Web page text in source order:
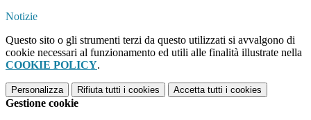
Notizie
Questo sito o gli strumenti terzi da questo utilizzati si avvalgono di
cookie necessari al funzionamento ed utili alle finalità illustrate nella
COOKIE POLICY.
Personalizza Rifiuta tutti i cookies Accetta tutti i cookies
Gestione cookie